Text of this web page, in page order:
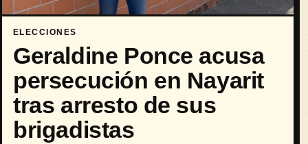
ELECCIONES
Geraldine Ponce acusa
persecución en Nayarit
tras arresto de sus
brigadistas